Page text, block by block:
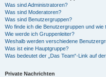
Was sind Administratoren?
Was sind Moderatoren?
Was sind Benutzergruppen?
Wo finde ich die Benutzergruppen und wie
Wie werde ich Gruppenleiter?
Weshalb werden verschiedene
Was ist eine Hauptgruppe?
Was bedeutet der „Das Team“-Link auf
Private Nachrichten